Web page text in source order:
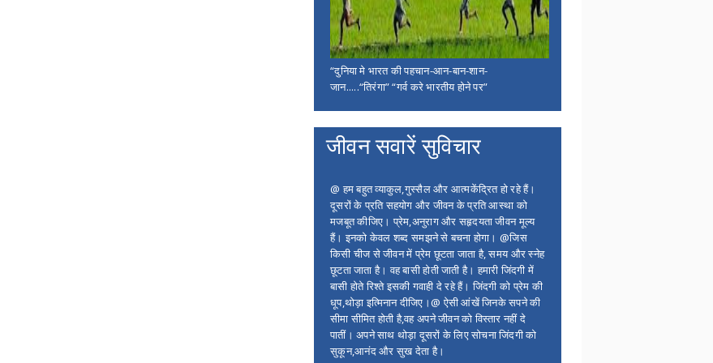
“दुनिया मे भारत की पहचान-आन-बान-शान-
जान.....“तिरंगा” “गर्व करे भारतीय होने पर”
जीवन सवारें सुविचार
@ हम बहुत व्याकुल,गुस्सैल और आत्मकेंद्रित हो रहे हैं।
दूसरों के प्रति सहयोग और जीवन के प्रति आस्था को
मजबूत कीजिए। प्रेम,अनुराग और सहृदयता जीवन मूल्य
हैं। इनको केवल शब्द समझने से बचना होगा। @जिस
किसी चीज से जीवन में प्रेम छूटता जाता है, समय और स्नेह
छूटता जाता है। वह बासी होती जाती है। हमारी जिंदगी में
बासी होते रिश्ते इसकी गवाही दे रहे हैं। जिंदगी को प्रेम की
धूप,थोड़ा इत्मिनान दीजिए।@ ऐसी आंखें जिनके सपने की
सीमा सीमित होती है,वह अपने जीवन को विस्तार नहीं दे
पातीं। अपने साथ थोड़ा दूसरों के लिए सोचना जिंदगी को
सुकून,आनंद और सुख देता है।